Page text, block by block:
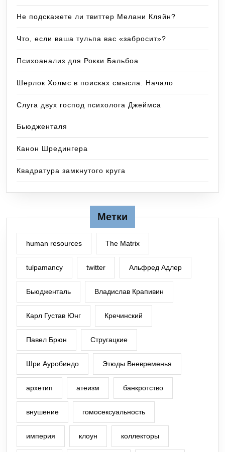
Не подскажете ли твиттер Мелани Кляйн?
Что, если ваша тульпа вас «забросит»?
Психоанализ для Рокки Бальбоа
Шерлок Холмс в поисках смысла. Начало
Слуга двух господ психолога Джеймса
Бьюдженталя
Канон Шредингера
Квадратура замкнутого круга
Метки
human resources The Matrix
tulpamancy twitter Альфред Адлер
Бьюдженталь Владислав Крапивин
Карл Густав Юнг Кречинский
Павел Брюн Стругацкие
Шри Ауробиндо Этюды Вневременья
архетип атеизм банкротство
внушение гомосексуальность
империя клоун коллекторы